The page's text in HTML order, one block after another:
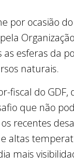
por ocasião
esferas da
naturais.
fiscal do GDF,
que não
recentes
altas
mais